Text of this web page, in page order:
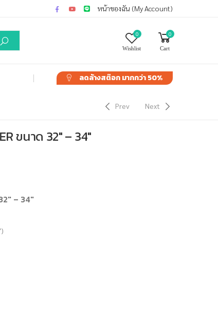
หน้าของฉัน (My Account)
0
Wishlist
0
Cart
ลดล้างสต๊อกมากกว่า 50%
Prev Next
ขนาด 32″ – 34″
– 34″